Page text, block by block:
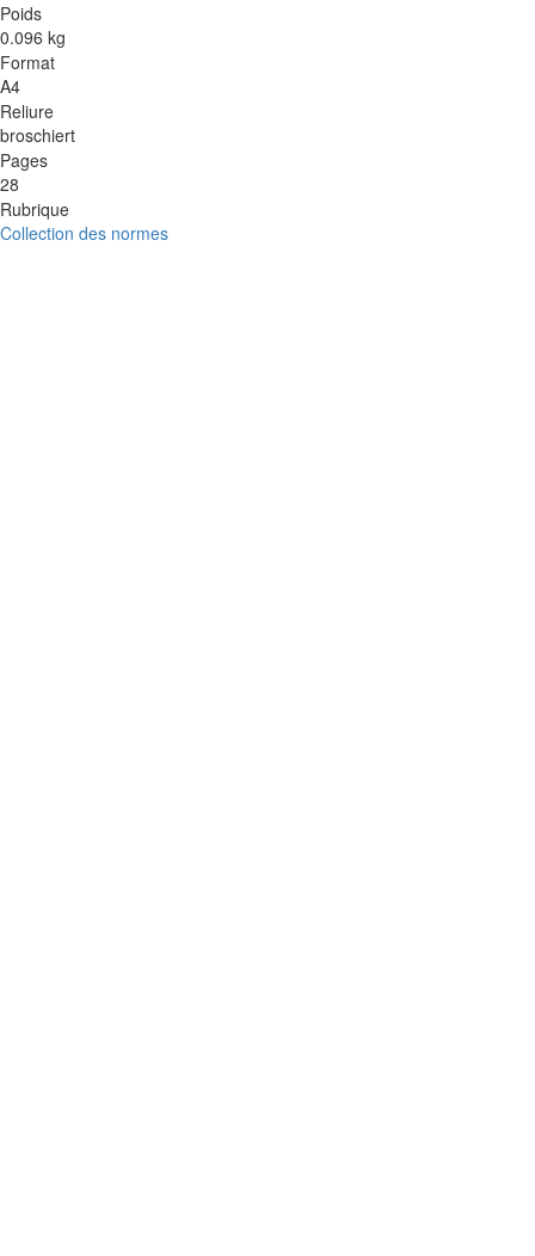
Poids
0.096 kg
Format
A4
Reliure
broschiert
Pages
28
Rubrique
Collection des normes